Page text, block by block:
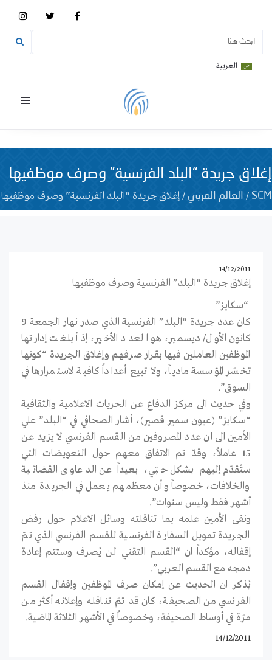
العربية
Toggle
إغلاق جريدة “البلد الفرنسية” وصرف موظفيها
SCM
/ العالم العربي /إغلاق جريدة “البلد الفرنسية” وصرف موظفيها
14/12/2011
إغلاق جريدة “البلد” الفرنسية وصرف موظفيها
“سكايز”
كان عدد جريدة “البلد” الفرنسية الذي صدر نهار الجمعة 9
كانون الأول/ ديسمبر، هو العدد الأخير، إذ أبلغت إدارتها
الموظفين العاملين فيها بقرار صرفهم وإغلاق الجريدة “كونها
تخسّر المؤسسة مادياً، ولا تبيع أعداداً كافية لاستمرارها في
السوق”.
وفي حديث الى مركز الدفاع عن الحريات الاعلامية والثقافية
“سكايز” (عيون سمير قصير)، أشار الصحافي في “البلد” علي
الأمين الى ان عدد المصروفين من القسم الفرنسي لا يزيد عن
15 عاملاً، وقدّ تم الاتفاق معهم حول التعويضات التي
ستُقدّم إليهم بشكل حبّي، بعيداً عن الدعاوى القضائية
والخلافات، خصوصاً وأن معظمهم يعمل في الجريدة منذ
أشهر فقط وليس سنوات”.
ونفى الأمين علمه بما تناقلته وسائل الاعلام حول رفض
الجريدة تمويل السفارة الفرنسية للقسم الفرنسي الذي تمّ
إقفاله، مؤكداً ان “القسم التقني لن يُصرف وستتم إعادة
دمجه مع القسم العربي”.
يُذكر ان الحديث عن إمكان صرف الموظفين وإقفال القسم
الفرنسي من الصحيفة، كان قد تمّ تناقله وإعلانه أكثر من
مرّة في أوساط الصحيفة، وخصوصاً في الأشهر الثلاثة الماضية.
14/12/2011